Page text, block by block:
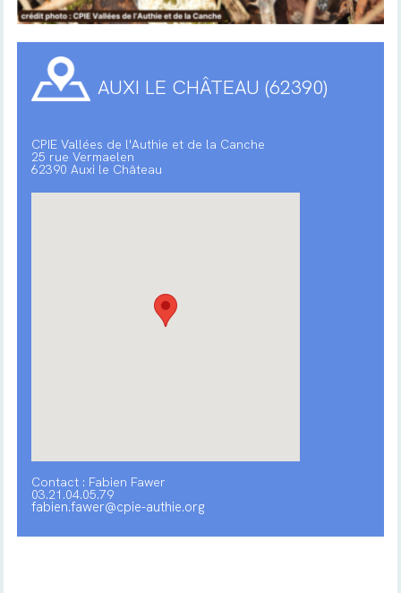
AUXI LE CHÂTEAU (62390)
CPIE Vallées de l'Authie et de la Canche
25 rue Vermaelen
62390 Auxi le Château
Contact : Fabien Fawer
03.21.04.05.79
fabien.fawer@cpie-authie.org